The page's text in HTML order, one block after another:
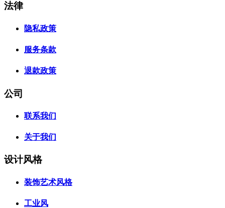
法律
隐私政策
服务条款
退款政策
公司
联系我们
关于我们
设计风格
装饰艺术风格
工业风